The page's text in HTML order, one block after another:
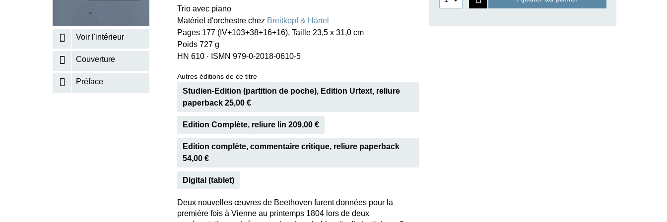
KISSIN THE COMPOSER
RICHARD STRAUSS
Voir l'intérieur
Couverture
Préface
Trio avec piano
Matériel d'orchestre chez Breitkopf & Härtel
Pages 177 (IV+103+38+16+16), Taille 23,5 x 31,0 cm
Poids 727 g
HN 610 · ISMN 979-0-2018-0610-5
Autres éditions de ce titre
Studien-Edition (partition de poche), Edition Urtext, reliure
paperback 25,00 €
Edition Complète, reliure lin 209,00 €
Edition complète, commentaire critique, reliure paperback
54,00 €
Digital (tablet)
Deux nouvelles œuvres de Beethoven furent données pour la
première fois à Vienne au printemps 1804 lors de deux